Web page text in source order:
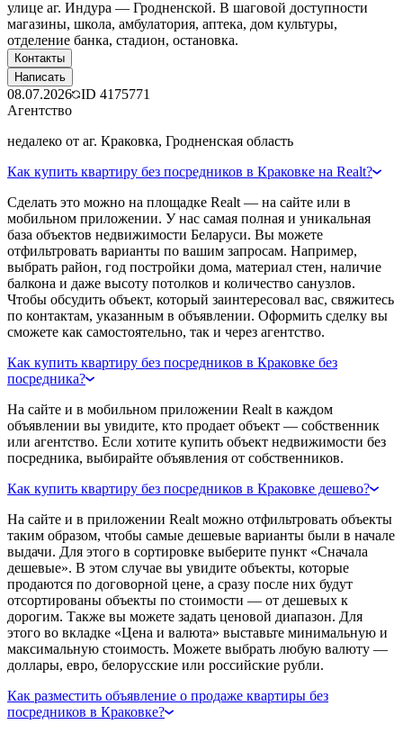
улице аг. Индура — Гродненской. В шаговой доступности
магазины, школа, амбулатория, аптека, дом культуры,
отделение банка, стадион, остановка.
Контакты
Написать
08.07.2026 ID 4175771
Агентство
недалеко от аг. Краковка, Гродненская область
Как купить квартиру без посредников в Краковке на Realt?
Сделать это можно на площадке Realt — на сайте или в
мобильном приложении. У нас самая полная и уникальная
база объектов недвижимости Беларуси. Вы можете
отфильтровать варианты по вашим запросам. Например,
выбрать район, год постройки дома, материал стен, наличие
балкона и даже высоту потолков и количество санузлов.
Чтобы обсудить объект, который заинтересовал вас, свяжитесь
по контактам, указанным в объявлении. Оформить сделку вы
сможете как самостоятельно, так и через агентство.
Как купить квартиру без посредников в Краковке без
посредника?
На сайте и в мобильном приложении Realt в каждом
объявлении вы увидите, кто продает объект — собственник
или агентство. Если хотите купить объект недвижимости без
посредника, выбирайте объявления от собственников.
Как купить квартиру без посредников в Краковке дешево?
На сайте и в приложении Realt можно отфильтровать объекты
таким образом, чтобы самые дешевые варианты были в начале
выдачи. Для этого в сортировке выберите пункт «Сначала
дешевые». В этом случае вы увидите объекты, которые
продаются по договорной цене, а сразу после них будут
отсортированы объекты по стоимости — от дешевых к
дорогим. Также вы можете задать ценовой диапазон. Для
этого во вкладке «Цена и валюта» выставьте минимальную и
максимальную стоимость. Можете выбрать любую валюту —
доллары, евро, белорусские или российские рубли.
Как разместить объявление о продаже квартиры без
посредников в Краковке?